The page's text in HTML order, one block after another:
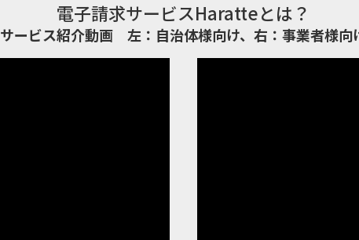
電子請求サービスHaratteとは？
サービス紹介動画 左：自治体様向け、右：事業者様向